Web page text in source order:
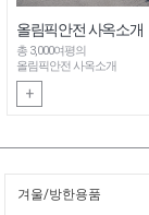
올림픽안전 사옥소개
총 3,000여평의
올림픽안전 사옥소개
+
겨울/방한용품